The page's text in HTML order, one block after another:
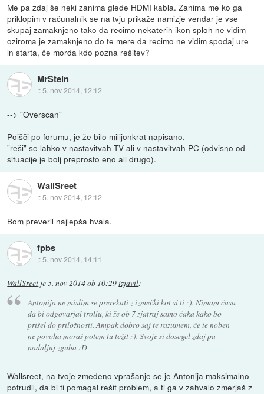
Me pa zdaj še neki zanima glede HDMI kabla. Zanima me ko ga
priklopim v računalnik se na tvju prikaže namizje vendar je vse
skupaj zamaknjeno tako da recimo nekaterih ikon sploh ne vidim
oziroma je zamaknjeno do te mere da recimo ne vidim spodaj ure
in starta, če morda kdo pozna rešitev?
MrStein
:: 5. nov 2014, 12:12
--> "Overscan"
Poišči po forumu, je že bilo milijonkrat napisano.
"reši" se lahko v nastavitvah TV ali v nastavitvah PC (odvisno od
situacije je bolj preprosto eno ali drugo).
WallSreet
::5. nov 2014, 12:12
Bom preveril najlepša hvala.
fpbs
:: 5. nov 2014, 14:11
WallSreet je5. nov 2014 ob 10:29izjavil:
Antonija ne mislim se prerekati z izmečki kot si ti :). Nimam časa
da bi odgovarjal trollu, ki že ob 7 zjatraj samo čaka kako bo
prišel do priložnosti. Ampak dobro saj te razumem, če te noben
ne povoha moraš potem tu težit :). Svoje si dosegel zdaj pa
nadaljuj zguba :D
Wallsreet, na tvoje zmedeno vprašanje se je Antonija maksimalno
potrudil, da bi ti pomagal rešit problem, a ti ga v zahvalo zmerjaš z